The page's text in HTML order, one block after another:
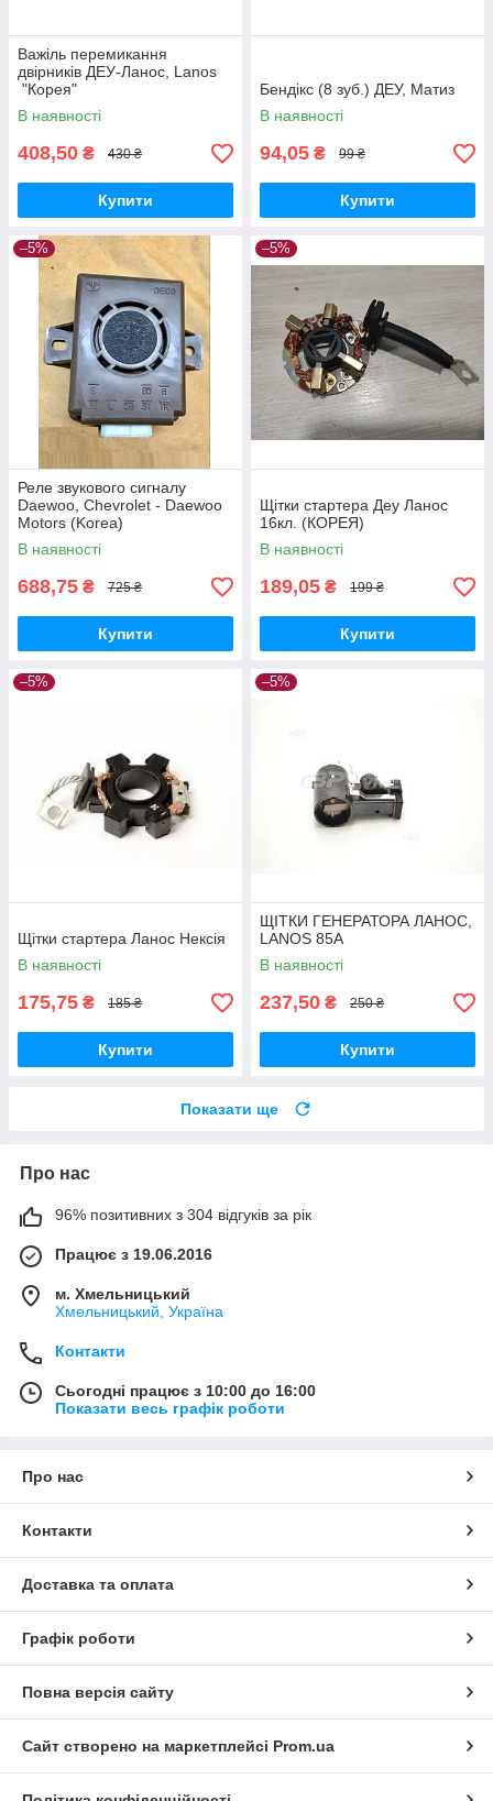
Важіль перемикання
двірників ДЕУ-Ланос, Lanos
"Корея"
В наявності
408,50 ₴ 430 ₴
Купити
Бендікс (8 зуб.) ДЕУ, Матиз
В наявності
94,05 ₴ 99 ₴
Купити
–5%
Реле звукового сигналу
Daewoo, Chevrolet - Daewoo
Motors (Korea)
В наявності
688,75 ₴ 725 ₴
Купити
–5%
Щітки стартера Деу Ланос
16кл. (КОРЕЯ)
В наявності
189,05 ₴ 199 ₴
Купити
–5%
Щітки стартера Ланос Нексія
В наявності
175,75 ₴ 185 ₴
Купити
–5%
ЩІТКИ ГЕНЕРАТОРА ЛАНОС,
LANOS 85А
В наявності
237,50 ₴ 250 ₴
Купити
Показати ще
Про нас
96% позитивних з 304 відгуків за рік
Працює з 19.06.2016
м. Хмельницький
Хмельницький, Україна
Контакти
Сьогодні працює з 10:00 до 16:00
Показати весь графік роботи
Про нас
Контакти
Доставка та оплата
Графік роботи
Повна версія сайту
Сайт створено на маркетплейсі Prom.ua